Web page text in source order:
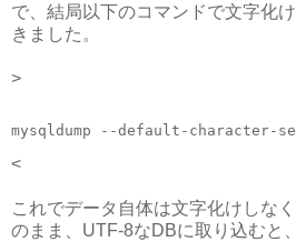
で、結局以下のコマンドで文字化
きました。
>
mysqldump --default-character-
<
これでデータ自体は文字化けしな
のまま、UTF-8なDBに取り込むと